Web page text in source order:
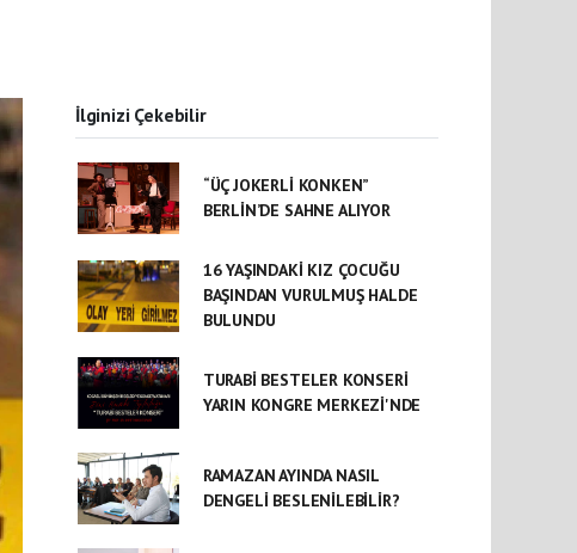
İlginizi Çekebilir
“ÜÇ JOKERLİ KONKEN”
BERLİN’DE SAHNE ALIYOR
16 YAŞINDAKİ KIZ ÇOCUĞU
BAŞINDAN VURULMUŞ HALDE
BULUNDU
TURABİ BESTELER KONSERİ
YARIN KONGRE MERKEZİ'NDE
RAMAZAN AYINDA NASIL
DENGELİ BESLENİLEBİLİR?